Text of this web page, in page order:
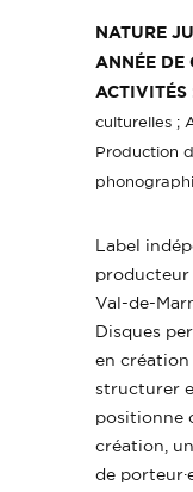
NATURE
ANNÉE DE
ACTIVITÉS
culturelles ;
Production
Label
producteur
Val-de-
Disques
en création
structurer
positionne
création,
de